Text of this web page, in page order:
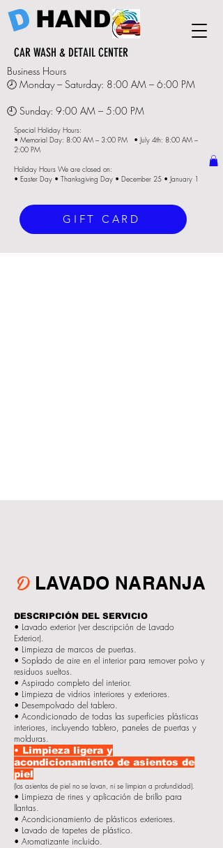
D HAND
CAR WASH & DETAIL CENTER
Business Hours
🕗 Monday – Saturday: 8:00 AM – 6:00 PM
🕘 Sunday: 9:00 AM – 5:00 PM
Special Holiday Hours:
• Memorial Day: 8:00 AM – 3:00 PM • July 4th: 8:00 AM –
2:00 PM
Holiday Hours We are closed on:
• Easter Day • Thanksgiving Day • December 25 • January 1
GIFT CARD
D LAVADO NARANJA
DESCRIPCIÓN DEL SERVICIO
• Lavado exterior (ver descripción de Lavado
Exterior).
• Limpieza de marcos de puertas.
• Soplado de aire en el interior para remover polvo y
residuos sueltos.
• Aspirado completo del interior.
• Limpieza de vidrios interiores y exteriores.
• Desempolvado del tablero.
• Acondicionado de todas las superficies plásticas
interiores, incluyendo tablero, paneles de puertas y
molduras.
• Limpieza ligera y
acondicionamiento de asientos de
piel
(los asientos de piel no se lavan, ni se limpian a profundidad).
• Limpieza de rines y aplicación de brillo para
llantas.
• Acondicionamiento de plásticos exteriores.
• Lavado de tapetes de plástico.
• Aromatizante incluido.